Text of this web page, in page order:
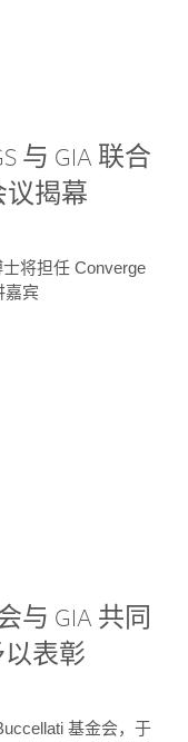
与 GIA 联合
议揭幕
将担任 Converge
嘉宾
与 GIA 共同
表彰
基金会，于